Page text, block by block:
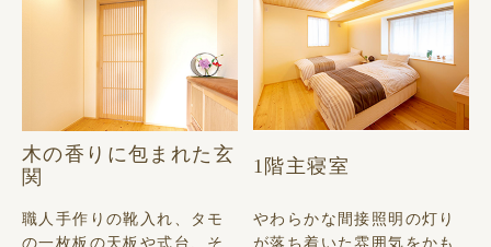
木の香りに包まれた玄
関
職人手作りの靴入れ、タモ
の一枚板の天板や式台、そ
1階主寝室
やわらかな間接照明の灯り
が落ち着いた雰囲気をかも